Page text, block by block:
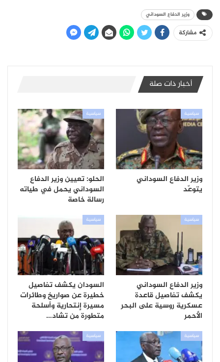
وزير الدفاع السوداني
مشاركة
أخبار ذات صلة
سياسية
وزير الدفاع السوداني
يتوعّد
سياسية
الحلو: تعيين وزير الدفاع
السوداني يحمل في طياته
رسالة خاصة
سياسية
وزير الدفاع السوداني
يكشف تفاصيل قاعدة
عسكرية روسية على البحر
الأحمر
سياسية
السودان يكشف تفاصيل
خطيرة عن صواريخ وطائرات
مسيرة إنتحارية وأسلحة
متطورة من تشاد…
سياسية سياسية